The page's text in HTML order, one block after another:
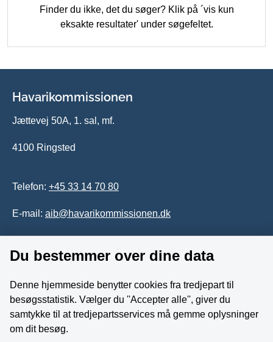
Finder du ikke, det du søger? Klik på ´vis kun
eksakte resultater' under søgefeltet.
Havarikommissionen
Jættevej 50A, 1. sal, mf.
4100 Ringsted
Telefon: +45 33 14 70 80
E-mail: aib@havarikommissionen.dk
Tilgængelighedserklæring
Whistleblowerordning
Følg os på YouTube
Du bestemmer over dine data
Denne hjemmeside benytter cookies fra tredjepart til
besøgsstatistik. Vælger du ''Accepter alle'', giver du
samtykke til at tredjepartsservices må gemme oplysninger
om dit besøg.